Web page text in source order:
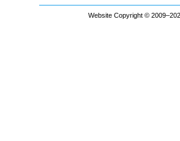
Website Copyright ©